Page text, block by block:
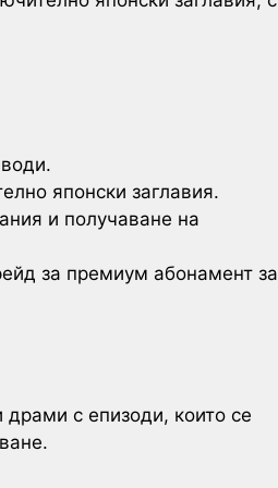
японски заглавия.
и получаване на
за премиум абонамент за
с епизоди, които се